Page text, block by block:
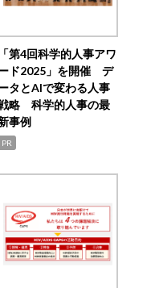
「第4回科学的人事アワ
ド2025」を開催 デ
タとAIで変わる人事
略 科学的人事の最
事例
PR